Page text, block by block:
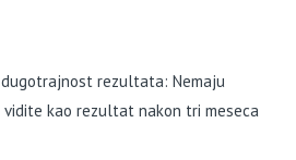
rezultata: Nemaju
kao rezultat nakon tri meseca